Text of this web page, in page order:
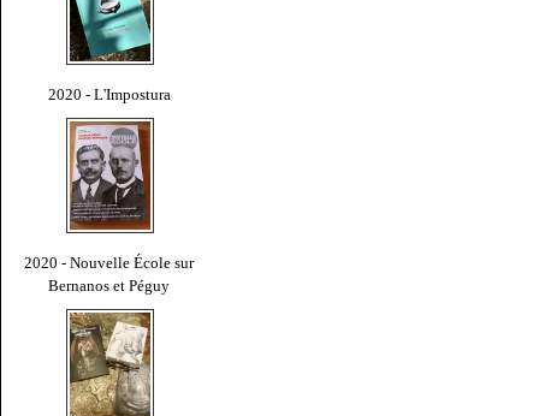
2020 - L'Impostura
2020 - Nouvelle École sur
Bernanos et Péguy